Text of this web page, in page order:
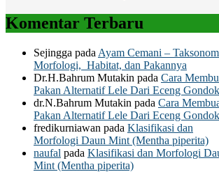
Komentar Terbaru
Sejingga pada Ayam Cemani –
Morfologi, Habitat, dan Pakannya
Dr.H.Bahrum Mutakin pada Cara
Pakan Alternatif Lele Dari Eceng Gondok
dr.N.Bahrum Mutakin pada Cara
Pakan Alternatif Lele Dari Eceng Gondok
fredikurniawan pada Klasifikasi dan
Morfologi Daun Mint (Mentha piperita)
naufal pada Klasifikasi dan Morfologi
Mint (Mentha piperita)